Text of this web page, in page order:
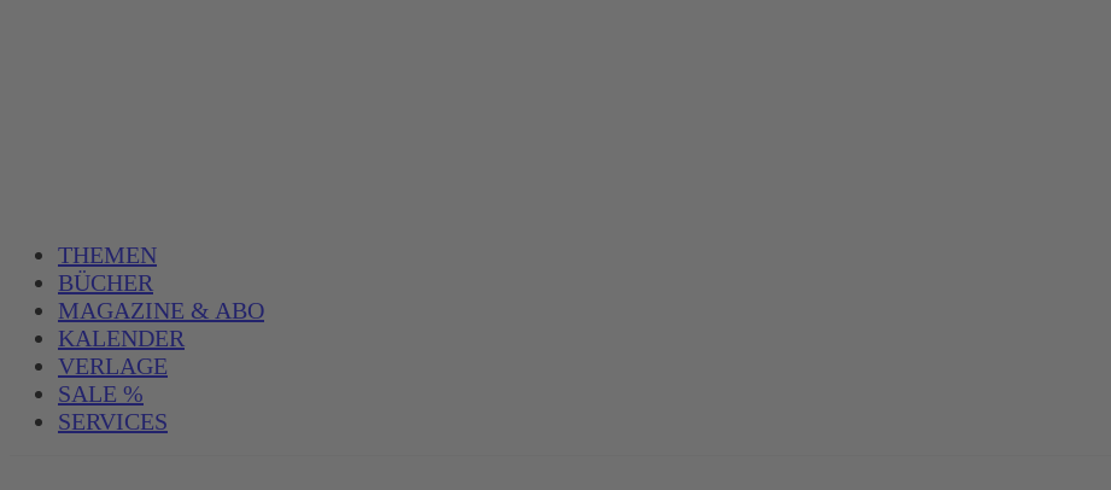
THEMEN
BÜCHER
MAGAZINE & ABO
KALENDER
VERLAGE
SALE %
SERVICES